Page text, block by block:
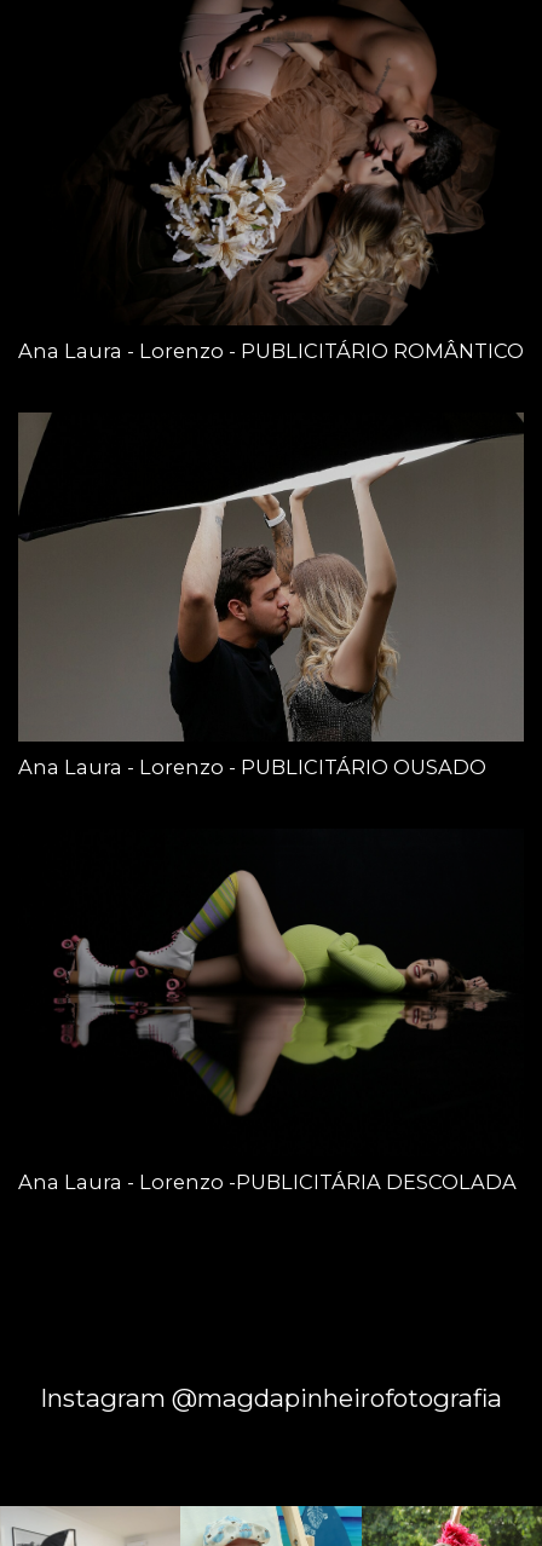
Ana Laura - Lorenzo - PUBLICITÁRIO ROMÂNTICO
Ana Laura - Lorenzo - PUBLICITÁRIO OUSADO
Ana Laura - Lorenzo -PUBLICITÁRIA DESCOLADA
Instagram @magdapinheirofotografia